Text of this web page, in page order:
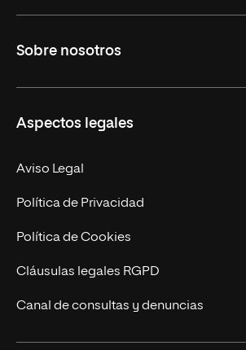
Másteres Oficiales
Másteres Propios
Doctorados
Experto Universitario
Postgrados
Cursos Universitarios
Sobre nosotros
Facultades
Nuestro Equipo
Trabaja en UNIR
Actualidad
UNIR Revista
Eventos
Aspectos legales
Aviso Legal
Política de Privacidad
Política de Cookies
Cláusulas legales RGPD
Canal de consultas y denuncias